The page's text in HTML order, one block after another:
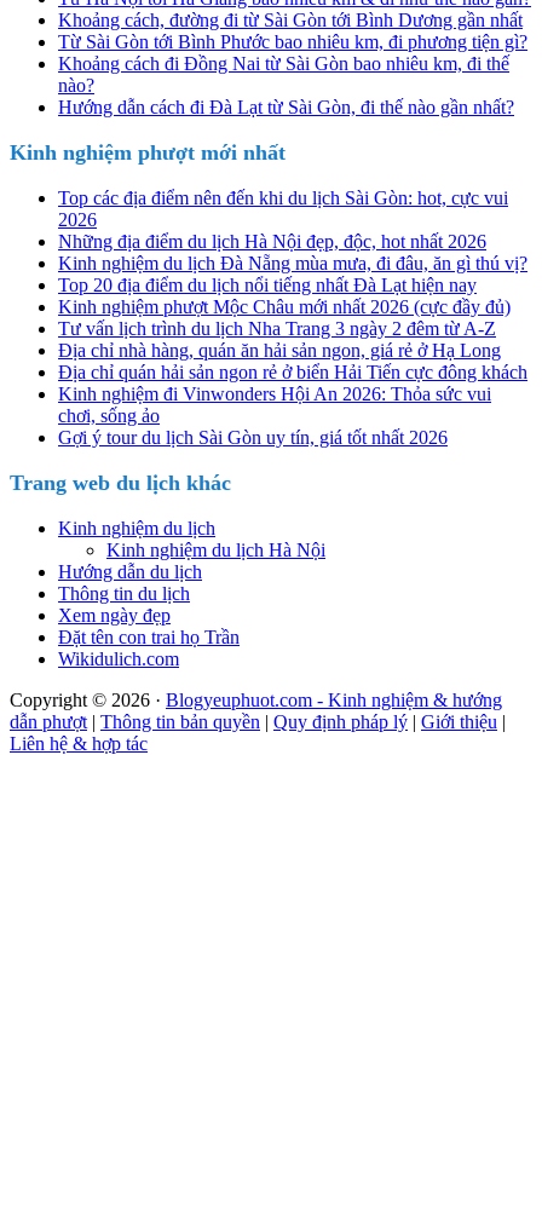
Khoảng cách, đường đi từ Sài Gòn tới Bình Dương gần nhất
Từ Sài Gòn tới Bình Phước bao nhiêu km, đi phương tiện gì?
Khoảng cách đi Đồng Nai từ Sài Gòn bao nhiêu km, đi thế
nào?
Hướng dẫn cách đi Đà Lạt từ Sài Gòn, đi thế nào gần nhất?
Kinh nghiệm phượt mới nhất
Top các địa điểm nên đến khi du lịch Sài Gòn: hot, cực vui
2026
Những địa điểm du lịch Hà Nội đẹp, độc, hot nhất 2026
Kinh nghiệm du lịch Đà Nẵng mùa mưa, đi đâu, ăn gì thú vị?
Top 20 địa điểm du lịch nổi tiếng nhất Đà Lạt hiện nay
Kinh nghiệm phượt Mộc Châu mới nhất 2026 (cực đầy đủ)
Tư vấn lịch trình du lịch Nha Trang 3 ngày 2 đêm từ A-Z
Địa chỉ nhà hàng, quán ăn hải sản ngon, giá rẻ ở Hạ Long
Địa chỉ quán hải sản ngon rẻ ở biển Hải Tiến cực đông khách
Kinh nghiệm đi Vinwonders Hội An 2026: Thỏa sức vui
chơi, sống ảo
Gợi ý tour du lịch Sài Gòn uy tín, giá tốt nhất 2026
Trang web du lịch khác
Kinh nghiệm du lịch
Kinh nghiệm du lịch Hà Nội
Hướng dẫn du lịch
Thông tin du lịch
Xem ngày đẹp
Đặt tên con trai họ Trần
Wikidulich.com
Copyright © 2026 · Blogyeuphuot.com - Kinh nghiệm & hướng
dẫn phượt | Thông tin bản quyền | Quy định pháp lý | Giới thiệu |
Liên hệ & hợp tác